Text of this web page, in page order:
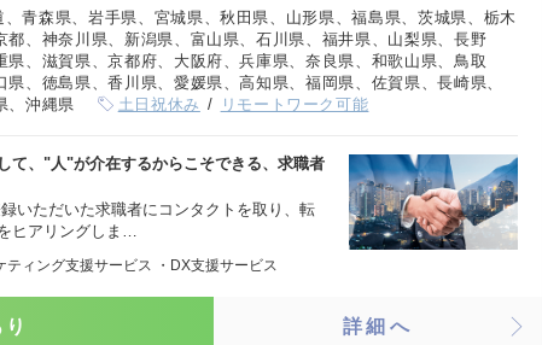
、青森県、岩手県、宮城県、秋田県、山形県、福島県、茨城県、栃木
都、神奈川県、新潟県、富山県、石川県、福井県、山梨県、長野
、滋賀県、京都府、大阪府、兵庫県、奈良県、和歌山県、鳥取
、徳島県、香川県、愛媛県、高知県、福岡県、佐賀県、長崎県、
、沖縄県
土日祝休み リモートワーク可能
て、"人"が介在するからこそできる、求職者
いただいた求職者にコンタクトを取り、転
ヒアリングしま…
ティング支援サービス ・DX支援サービス
詳細へ